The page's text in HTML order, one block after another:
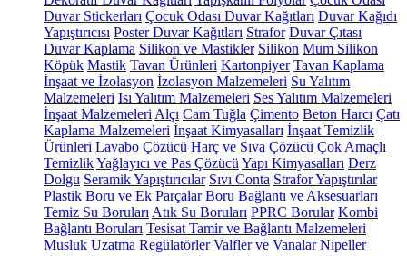
Duvar Stickerları Çocuk Odası Duvar Kağıtları Duvar Kağıdı
Yapıştırıcısı Poster Duvar Kağıtları Strafor Duvar Çıtası
Duvar Kaplama Silikon ve Mastikler Silikon Mum Silikon
Köpük Mastik Tavan Ürünleri Kartonpiyer Tavan Kaplama
İnşaat ve İzolasyon İzolasyon Malzemeleri Su Yalıtım
Malzemeleri Isı Yalıtım Malzemeleri Ses Yalıtım Malzemeleri
İnşaat Malzemeleri Alçı Cam Tuğla Çimento Beton Harcı Çatı
Kaplama Malzemeleri İnşaat Kimyasalları İnşaat Temizlik
Ürünleri Lavabo Çözücü Harç ve Sıva Çözücü Çok Amaçlı
TemizlikYağlayıcı ve Pas Çözücü Yapı Kimyasalları Derz
Dolgu Seramik Yapıştırıcılar Sıvı Conta Strafor Yapıştırılar
Plastik Boru ve Ek Parçalar Boru Bağlantı ve Aksesuarları
Temiz Su Boruları Atık Su Boruları PPRC Borular Kombi
Bağlantı Boruları Tesisat Tamir ve Bağlantı Malzemeleri
Musluk Uzatma Regülatörler Valfler ve Vanalar Nipeller